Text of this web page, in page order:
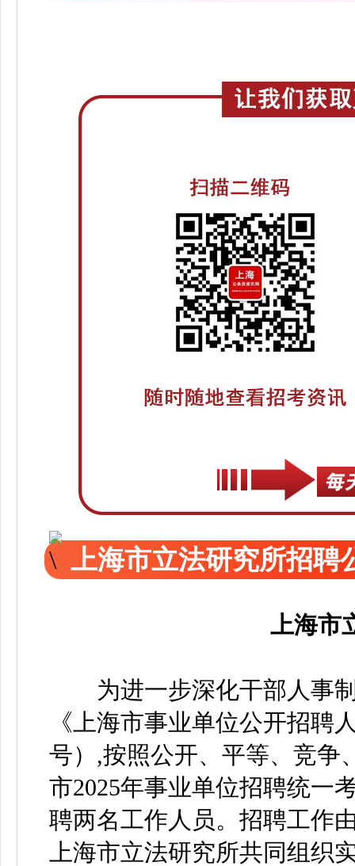
上海市立法研究所招聘
上海市
为进一步深化干部人事制
《上海市事业单位公开招聘
号）,按照公开、平等、竞争
市2025年事业单位招聘统一
聘两名工作人员。招聘工作
上海市立法研究所共同组织